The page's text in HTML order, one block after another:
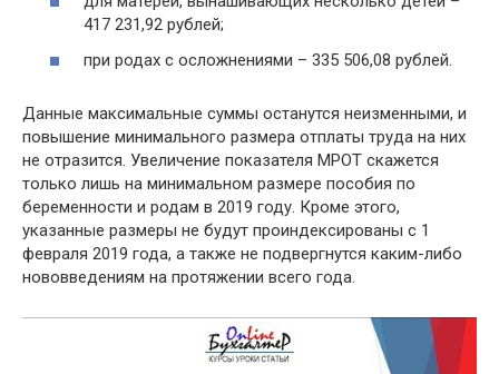
417 231,92 рублей;
при родах с осложнениями – 335 506,08 рублей.
Данные максимальные суммы останутся неизменными, и
повышение минимального размера отплаты труда на них
не отразится. Увеличение показателя МРОТ скажется
только лишь на минимальном размере пособия по
беременности и родам в 2019 году. Кроме этого,
указанные размеры не будут проиндексированы с 1
февраля 2019 года, а также не подвергнутся каким-либо
нововведениям на протяжении всего года.